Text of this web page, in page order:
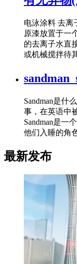
电泳涂料 去离
原漆放置于一
的去离子水直
或机械搅拌待
Sandman是什
事，在英语中
Sandman是一
他们入睡的角
最新发布